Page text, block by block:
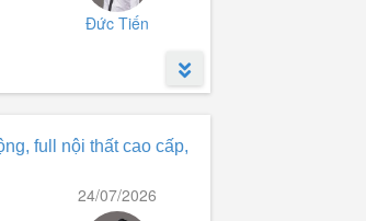
Đức Tiến
biển? Hãy cùng khám
full nội thất cao cấp,
24/07/2026